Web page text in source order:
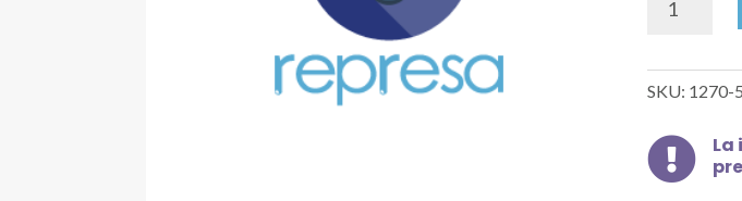
500
CLORURO
DE
CON
SKU: 1270-

La